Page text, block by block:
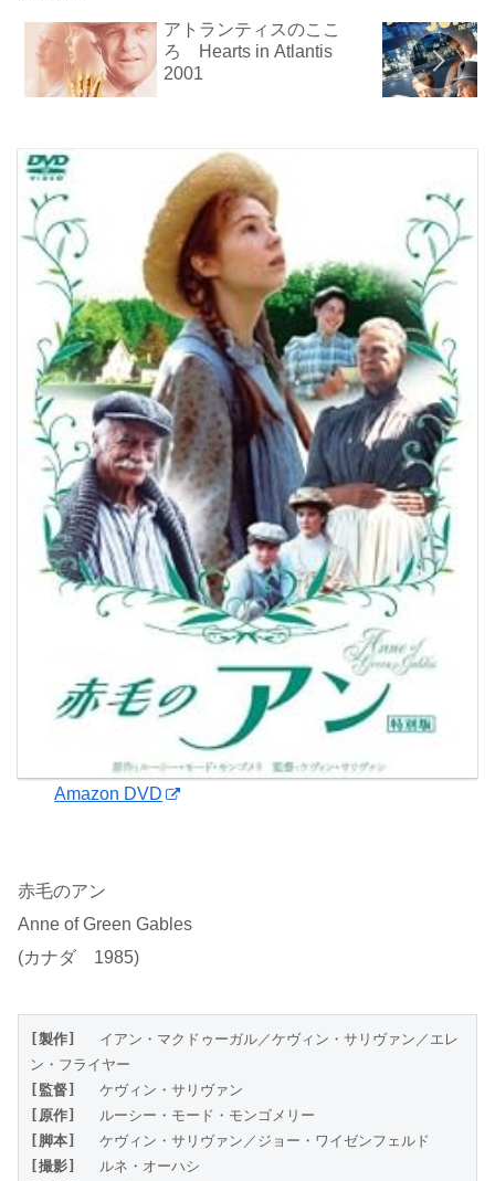
アトランティスのここ
ろ Hearts in Atlantis
2001
Amazon DVD
赤毛のアン
Anne of Green Gables
(カナダ 1985)
[製作]
イアン・マクドゥーガル／ケヴィン・サリヴァン／エレ
ン・フライヤー
[監督]
ケヴィン・サリヴァン
[原作]
ルーシー・モード・モンゴメリー
[脚本]
ケヴィン・サリヴァン／ジョー・ワイゼンフェルド
[撮影]
ルネ・オーハシ